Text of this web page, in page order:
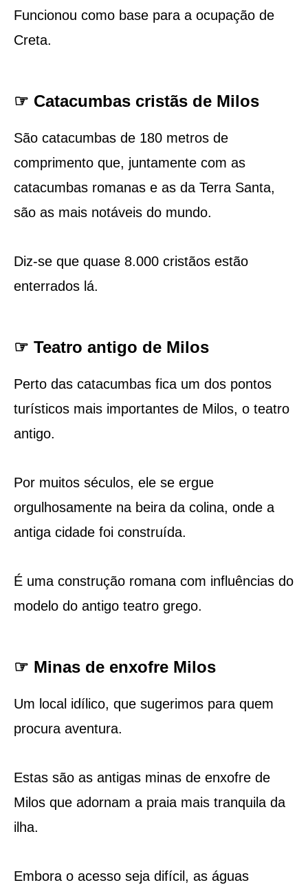
Funcionou como base para a ocupação de
Creta.
☞ Catacumbas cristãs de Milos
São catacumbas de 180 metros de
comprimento que, juntamente com as
catacumbas romanas e as da Terra Santa,
são as mais notáveis ​​do mundo.
Diz-se que quase 8.000 cristãos estão
enterrados lá.
☞ Teatro antigo de Milos
Perto das catacumbas fica um dos pontos
turísticos mais importantes de Milos, o teatro
antigo.
Por muitos séculos, ele se ergue
orgulhosamente na beira da colina, onde a
antiga cidade foi construída.
É uma construção romana com influências do
modelo do antigo teatro grego.
☞ Minas de enxofre Milos
Um local idílico, que sugerimos para quem
procura aventura.
Estas são as antigas minas de enxofre de
Milos que adornam a praia mais tranquila da
ilha.
Embora o acesso seja difícil, as águas